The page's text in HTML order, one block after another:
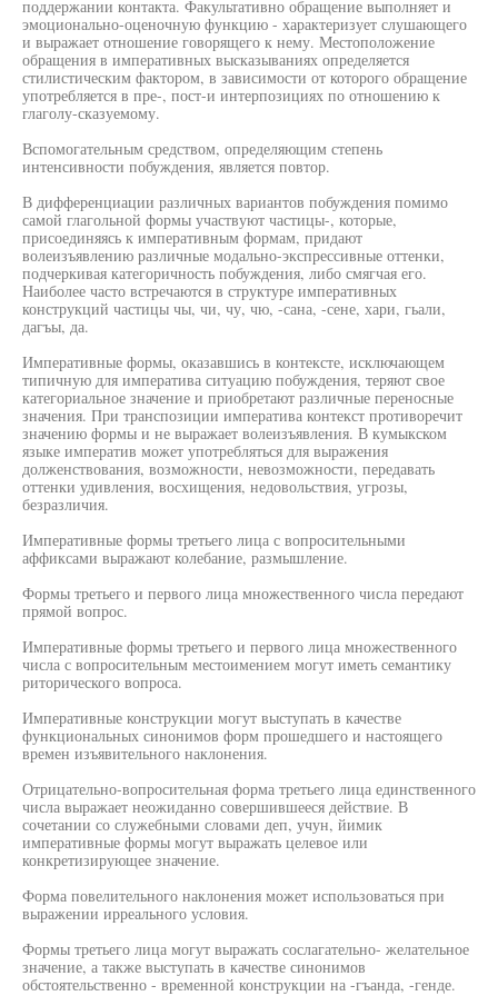
поддержании контакта. Факультативно обращение выполняет и
эмоционально-оценочную функцию - характеризует слушающего
и выражает отношение говорящего к нему. Местоположение
обращения в императивных высказываниях определяется
стилистическим фактором, в зависимости от которого обращение
употребляется в пре-, пост-и интерпозициях по отношению к
глаголу-сказуемому.
Вспомогательным средством, определяющим степень
интенсивности побуждения, является повтор.
В дифференциации различных вариантов побуждения помимо
самой глагольной формы участвуют частицы-, которые,
присоединяясь к императивным формам, придают
волеизъявлению различные модально-экспрессивные оттенки,
подчеркивая категоричность побуждения, либо смягчая его.
Наиболее часто встречаются в структуре императивных
конструкций частицы чы, чи, чу, чю, -сана, -сене, хари, гьали,
дагъы, да.
Императивные формы, оказавшись в контексте, исключающем
типичную для императива ситуацию побуждения, теряют свое
категориальное значение и приобретают различные переносные
значения. При транспозиции императива контекст противоречит
значению формы и не выражает волеизъявления. В кумыкском
языке императив может употребляться для выражения
долженствования, возможности, невозможности, передавать
оттенки удивления, восхищения, недовольствия, угрозы,
безразличия.
Императивные формы третьего лица с вопросительными
аффиксами выражают колебание, размышление.
Формы третьего и первого лица множественного числа передают
прямой вопрос.
Императивные формы третьего и первого лица множественного
числа с вопросительным местоимением могут иметь семантику
риторического вопроса.
Императивные конструкции могут выступать в качестве
функциональных синонимов форм прошедшего и настоящего
времен изъявительного наклонения.
Отрицательно-вопросительная форма третьего лица единственного
числа выражает неожиданно совершившееся действие. В
сочетании со служебными словами деп, учун, йимик
императивные формы могут выражать целевое или
конкретизирующее значение.
Форма повелительного наклонения может использоваться при
выражении ирреального условия.
Формы третьего лица могут выражать сослагательно- желательное
значение, а также выступать в качестве синонимов
обстоятельственно - временной конструкции на -гъанда, -генде.